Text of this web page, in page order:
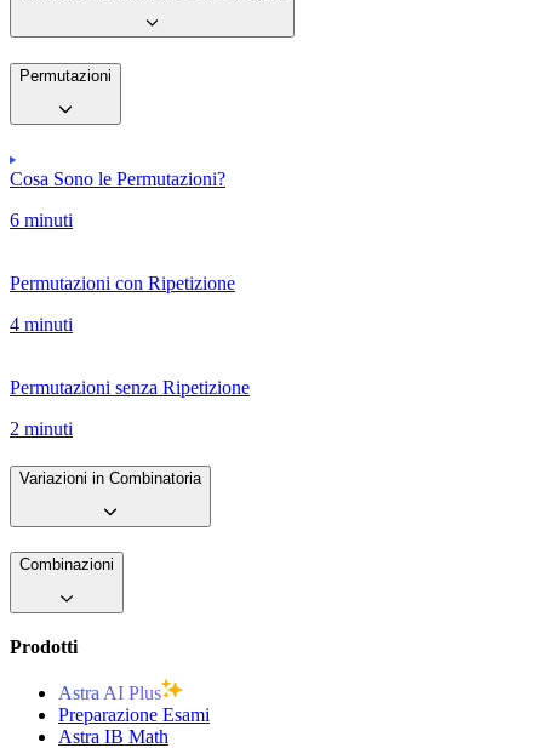
Permutazioni
Cosa Sono le Permutazioni?
6 minuti
Permutazioni con Ripetizione
4 minuti
Permutazioni senza Ripetizione
2 minuti
Variazioni in Combinatoria
Combinazioni
Prodotti
Astra AI Plus
Preparazione Esami
Astra IB Math